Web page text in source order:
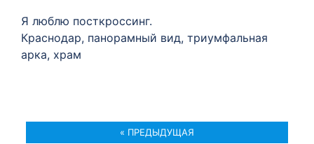
Я люблю посткроссинг.
Краснодар, панорамный вид, триумфальная
арка, храм
« ПРЕДЫДУЩАЯ